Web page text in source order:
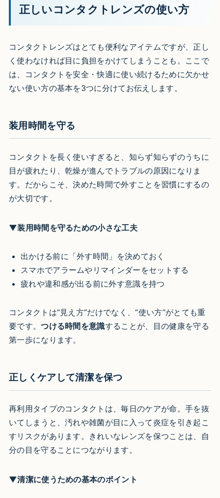
正しいコンタクトレンズの使い方
コンタクトレンズはとても便利なアイテムですが、正し
く使わなければ目に負担をかけてしまうことも。ここで
は、コンタクトを安全・快適に使い続けるために欠かせ
ない使い方の基本を3つに分けてお伝えします。
装用時間を守る
コンタクトを長く使いすぎると、知らず知らずのうちに
目が疲れたり、乾燥が進んでトラブルの原因になりま
す。だからこそ、決めた時間で外すことを習慣にするの
が大切です。
▼装用時間を守るための小さな工夫
出かける前に「外す時間」を決めておく
スマホでアラームやリマインダーをセットする
疲れや違和感が出る前に外す意識を持つ
コンタクトは“見え方”だけでなく、“使い方”がとても重
要です。つける時間を意識することが、目の健康を守る
第一歩になります。
正しくケアして清潔を保つ
再利用タイプのコンタクトは、毎日のケアが命。手を抜
いてしまうと、汚れや雑菌が目に入って炎症を引き起こ
すリスクがあります。きれいなレンズを保つことは、自
分の目を守ることにつながります。
▼清潔に使うための基本のポイント